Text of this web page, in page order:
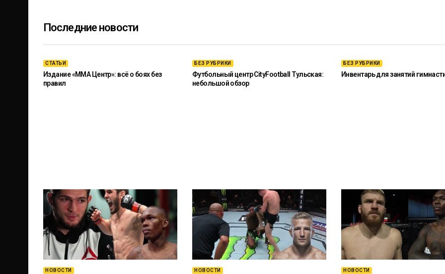
Последние новости
СТАТЬИ
Издание «ММА Центр»: всё о боях без
правил
БЕЗ РУБРИКИ
Футбольный центр CityFootball Тульская:
небольшой обзор
БЕЗ РУБРИКИ
Инвентарь для занятий
НОВОСТИ НОВОСТИ НОВОСТИ